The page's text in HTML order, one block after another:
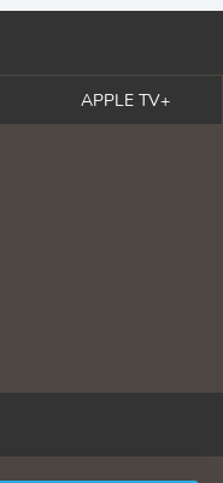
APPLE TV+